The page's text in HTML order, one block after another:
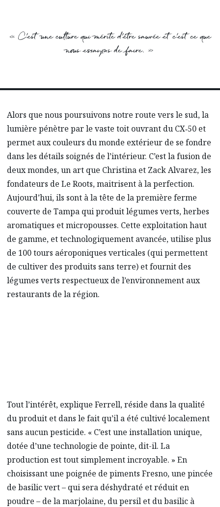
« C’est une culture qui mérite d’être sauvée et c’est ce que
nous essayons de faire. »
Alors que nous poursuivons notre route vers le sud, la
lumière pénètre par le vaste toit ouvrant du CX‑50 et
permet aux couleurs du monde extérieur de se fondre
dans les détails soignés de l’intérieur. C’est la fusion de
deux mondes, un art que Christina et Zack Alvarez, les
fondateurs de Le Roots, maitrisent à la perfection.
Aujourd’hui, ils sont à la tête de la première ferme
couverte de Tampa qui produit légumes verts, herbes
aromatiques et micropousses. Cette exploitation haut
de gamme, et technologiquement avancée, utilise plus
de 100 tours aéroponiques verticales (qui permettent
de cultiver des produits sans terre) et fournit des
légumes verts respectueux de l’environnement aux
restaurants de la région.
Tout l’intérêt, explique Ferrell, réside dans la qualité
du produit et dans le fait qu’il a été cultivé localement
sans aucun pesticide. « C’est une installation unique,
dotée d’une technologie de pointe, dit-il. La
production est tout simplement incroyable. » En
choisissant une poignée de piments Fresno, une pincée
de basilic vert – qui sera déshydraté et réduit en
poudre – de la marjolaine, du persil et du basilic à